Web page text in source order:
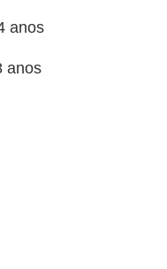
anos
anos